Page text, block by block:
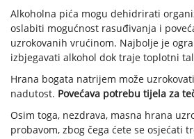
Alkoholna pića mogu dehidrirati
oslabiti mogućnost rasuđivanja i
uzrokovanih vrućinom. Najbolje je
izbjegavati alkohol dok traje toplotni
Hrana bogata natrijem može
nadutost. Povećava potrebu tijela za
Osim toga, nezdrava, masna hrana
probavom, zbog čega ćete se osjećati